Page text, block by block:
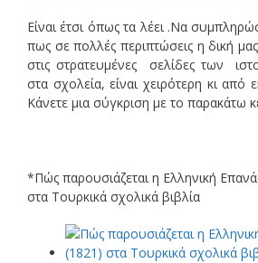
Είναι έτσι όπως τα λέει .Να
πως σε πολλές περιπτώσεις η δική μας
στις στρατευμένες σελίδες των
στα σχολεία, είναι χειρότερη κι από
Κάνετε μια σύγκριση με το παρακάτω
*Πώς παρουσιάζεται η Eλληνική
στα Τουρκικά σχολικά βιβλία